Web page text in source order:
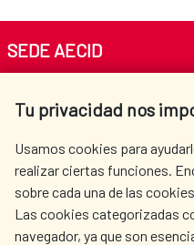
Tu privacidad nos
Usamos cookies para
realizar ciertas funciones.
sobre cada una de las
Las cookies categorizadas
navegador, ya que son
SEDE AECID
Tel. +34 900 20 30 54​​​​​​​
AECID
SPANISH HUMANITARIAN